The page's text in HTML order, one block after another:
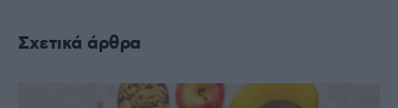
Σχετικά άρθρα